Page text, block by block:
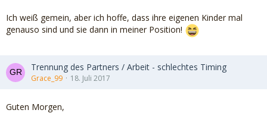
Ich weiß gemein, aber ich hoffe, dass ihre eigenen Kinder mal
genauso sind und sie dann in meiner Position!
Trennung des Partners / Arbeit - schlechtes Timing
Grace_99 18. Juli 2017
Guten Morgen,